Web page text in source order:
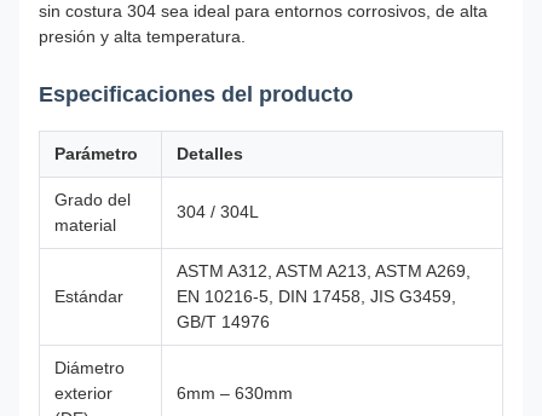
sin costura 304 sea ideal para entornos corrosivos, de alta
presión y alta temperatura.
Especificaciones del producto
Parámetro Detalles
Grado del
material
304 / 304L
Estándar
ASTM A312, ASTM A213, ASTM A269,
EN 10216-5, DIN 17458, JIS G3459,
GB/T 14976
Diámetro
exterior
6mm – 630mm